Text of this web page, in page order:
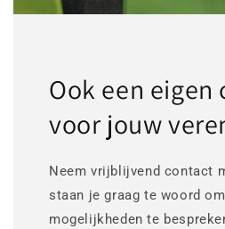
Ook een eigen
voor jouw
Neem vrijblijvend contact
staan je graag te woord
mogelijkheden te